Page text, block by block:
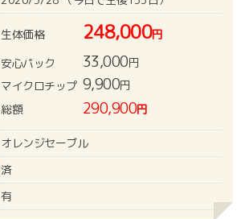
生体価格 248,000円
安心パック
33,000円
マイクロチップ 9,900円
総額
290,900円
オレンジセーブル
済
有